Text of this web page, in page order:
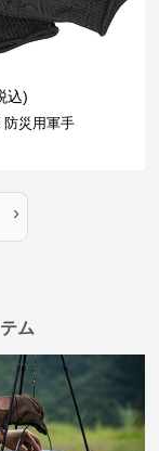
込)
防災用軍手
›
ム